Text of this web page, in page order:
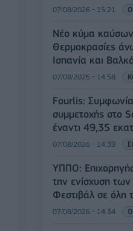
07/08/2026 - 15:21
Νέο κύμα
Θερμοκρασίες
Ισπανία και
07/08/2026 - 14:58
Fourlis:
συμμετοχής στο
έναντι 49,35
07/08/2026 - 14:39
ΥΠΠΟ:
την ενίσχυση
Φεστιβάλ σε όλη
07/08/2026 - 14:34